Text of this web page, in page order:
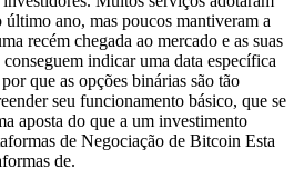
ano, mas poucos mantiveram a
recém chegada ao mercado e as suas
indicar uma data específica
que as opções binárias são tão
seu funcionamento básico, que se
aposta do que a um investimento
de Negociação de Bitcoin Esta
de.